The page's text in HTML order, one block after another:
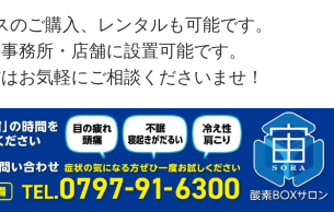
のご購入、レンタルも可能です。
務所・店舗に設置可能です。
お気軽にご相談くださいませ！